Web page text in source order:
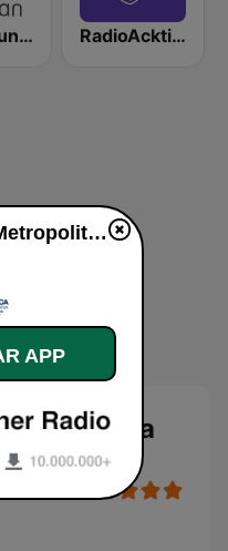
Radio Munera RadioAcktiva Medellín
Radio Católica Metropolitana 1450 AM en vivo
APP